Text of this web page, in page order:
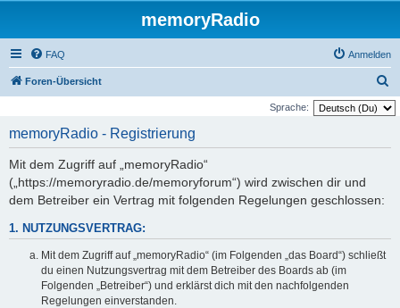
memoryRadio
FAQ Anmelden
Foren-Übersicht
u
Sprache:
memoryRadio - Registrierung
Mit dem Zugriff auf „memoryRadio“
(„https://memoryradio.de/memoryforum“) wird zwischen dir und
dem Betreiber ein Vertrag mit folgenden Regelungen geschlossen:
1. NUTZUNGSVERTRAG:
Mit dem Zugriff auf „memoryRadio“ (im Folgenden „das Board“) schließt
du einen Nutzungsvertrag mit dem Betreiber des Boards ab (im
Folgenden „Betreiber“) und erklärst dich mit den nachfolgenden
Regelungen einverstanden.